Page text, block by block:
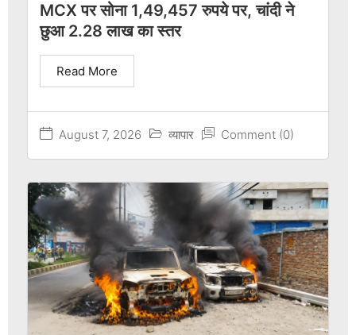
MCX पर सोना 1,49,457 रुपये पर, चांदी ने
छुआ 2.28 लाख का स्तर
August 7, 2026 व्यापार Comment (0)
Read More